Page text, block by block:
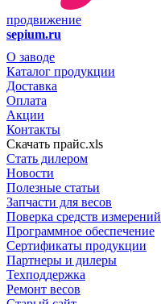
продвижение
sepium.ru
О заводе
Каталог продукции
Доставка
Оплата
Акции
Контакты
Скачать прайс.xls
Стать дилером
Новости
Полезные статьи
Запчасти для весов
Поверка средств измерений
Программное обеспечение
Сертификаты продукции
Партнеры и дилеры
Техподдержка
Ремонт весов